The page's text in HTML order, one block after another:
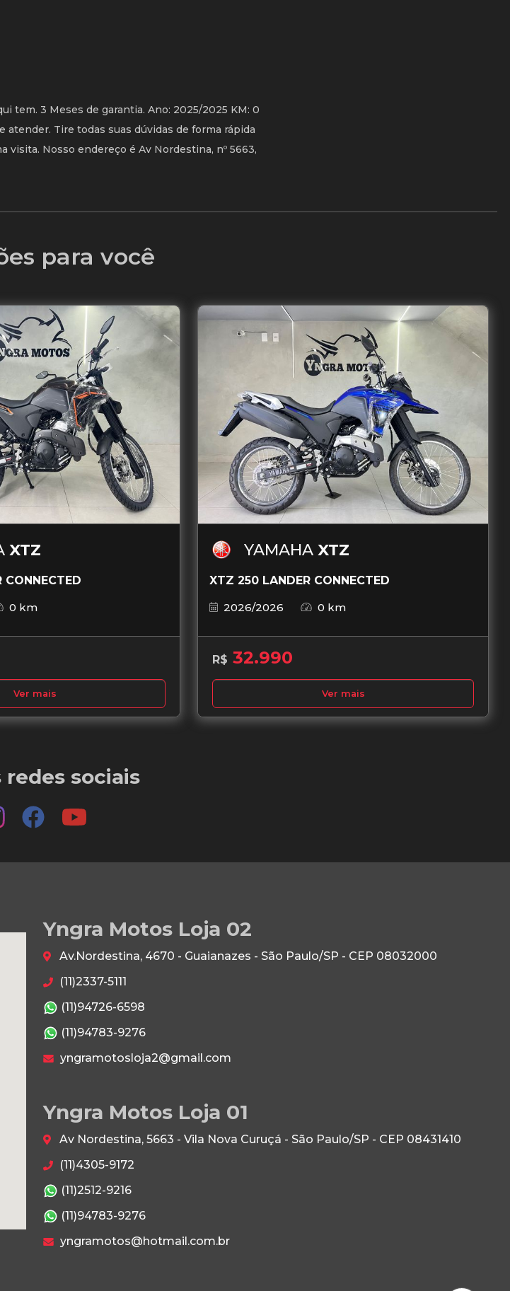
tem. 3 Meses de garantia. Ano: 2025/2025 KM: 0
Tire todas suas dúvidas de forma rápida
visita. Nosso endereço é Av Nordestina, nº 5663,
para você
XTZ
0 km
Ver mais
YAMAHA XTZ
XTZ 250 LANDER CONNECTED
2026/2026
0 km
R$ 32.990
Ver mais
redes sociais
Yngra Motos Loja 02
Av.Nordestina, 4670 - Guaianazes - São Paulo/SP - CEP 08032000
(11)2337-5111
(11)94726-6598
(11)94783-9276
yngramotosloja2@gmail.com
Yngra Motos Loja 01
Av Nordestina, 5663 - Vila Nova Curuçá - São Paulo/SP - CEP 08431410
(11)4305-9172
(11)2512-9216
(11)94783-9276
yngramotos@hotmail.com.br